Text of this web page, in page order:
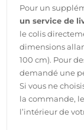
Pour un
un service de
le colis
dimensions
100 cm). Pour
demandé une
Si vous ne
la commande,
l’intérieur de